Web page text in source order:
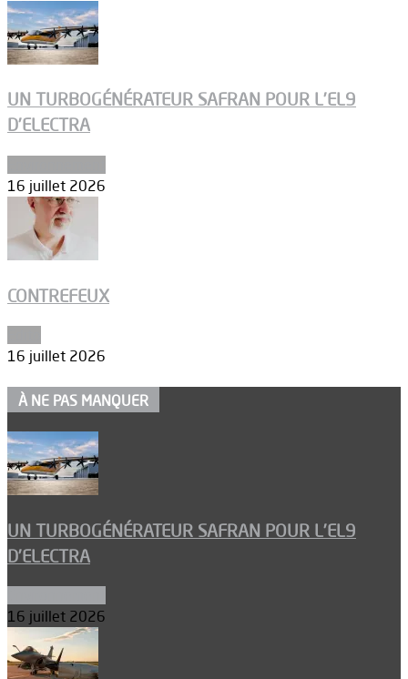
UN TURBOGÉNÉRATEUR SAFRAN POUR L’EL9
D’ELECTRA
16 juillet 2026
CONTREFEUX
16 juillet 2026
À NE PAS MANQUER
UN TURBOGÉNÉRATEUR SAFRAN POUR L’EL9
D’ELECTRA
16 juillet 2026